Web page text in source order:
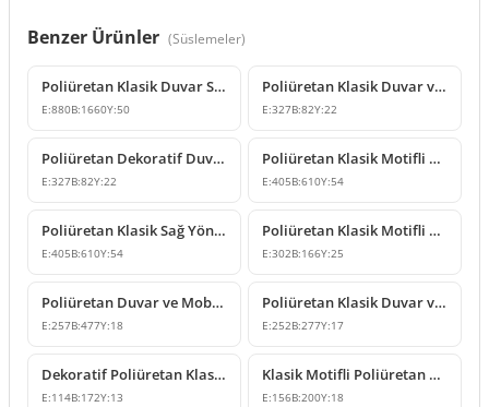
Benzer Ürünler (Süslemeler)
Poliüretan Klasik Duvar Süsleme Modeli
E:880B:1660Y:50
Poliüretan Klasik Duvar ve Mobilya Süsleme Modelleri
E:327B:82Y:22
Poliüretan Dekoratif Duvar ve Mobilya Süsleme Modeli
E:327B:82Y:22
Poliüretan Klasik Motifli Duvar ve Mobilya Süsleme Modeli
E:405B:610Y:54
Poliüretan Klasik Sağ Yönlü Duvar Süsleme Motifi
E:405B:610Y:54
Poliüretan Klasik Motifli Duvar ve Mobilya Süsleme Modeli
E:302B:166Y:25
Poliüretan Duvar ve Mobilya Süsleme Modelleri
E:257B:477Y:18
Poliüretan Klasik Duvar ve Mobilya Süsleme Modeli
E:252B:277Y:17
Dekoratif Poliüretan Klasik Duvar ve Mobilya Süsleme Modeli
E:114B:172Y:13
Klasik Motifli Poliüretan Dekoratif Duvar Süsleme Modeli
E:156B:200Y:18